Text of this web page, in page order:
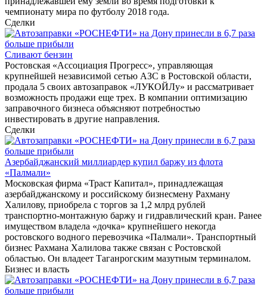
чемпионату мира по футболу 2018 года.
Сделки
Сливают бензин
Ростовская «Ассоциация Прогресс», управляющая
крупнейшей независимой сетью АЗС в Ростовской области,
продала 5 своих автозаправок «ЛУКОЙЛу» и рассматривает
возможность продажи еще трех. В компании оптимизацию
заправочного бизнеса объясняют потребностью
инвестировать в другие направления.
Сделки
Азербайджанский миллиардер купил баржу из флота
«Палмали»
Московская фирма «Траст Капитал», принадлежащая
азербайджанскому и российскому бизнесмену Рахману
Халилову, приобрела с торгов за 1,2 млрд рублей
транспортно-монтажную баржу и гидравлический кран. Ранее
имуществом владела «дочка» крупнейшего некогда
ростовского водного перевозчика «Палмали». Транспортный
бизнес Рахмана Халилова также связан с Ростовской
областью. Он владеет Таганрогским мазутным терминалом.
Бизнес и власть